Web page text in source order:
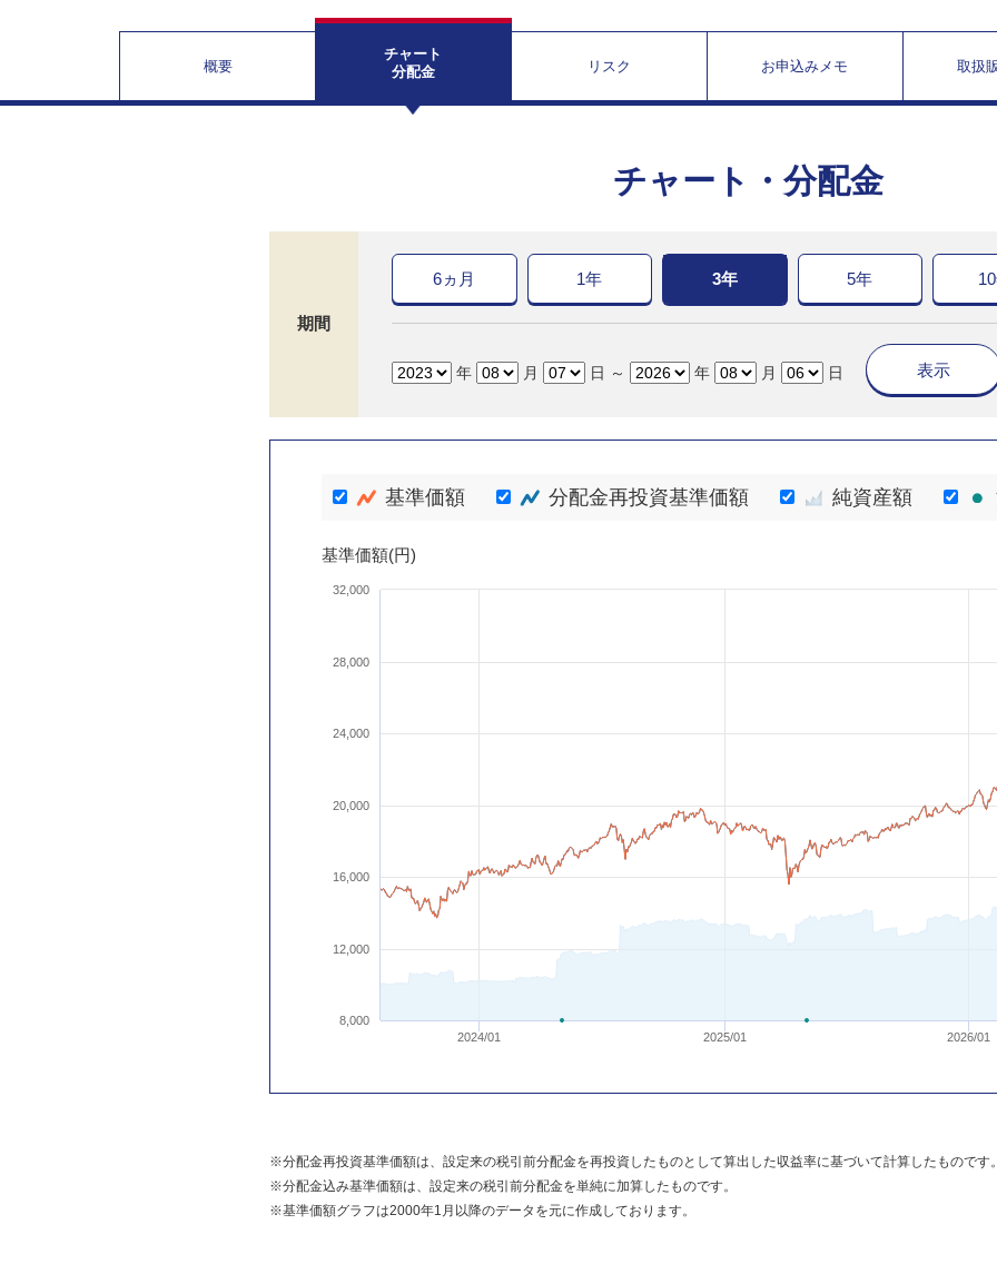
概要
チャート
分配金
リスク お申込みメモ 取扱
チャート・分配金
期間
6ヵ月 1年 3年 5年
年 月 日 ～ 年 月 日 表示
基準価額 分配金再投資基準価額 純資産額
基準価額(円)
2024/01 2025/01 2026/01
8,000
12,000
16,000
20,000
24,000
28,000
32,000
※分配金再投資基準価額は、設定来の税引前分配金を再投資したものとして算出した収益率に基づいて計算したものです。
※分配金込み基準価額は、設定来の税引前分配金を単純に加算したものです。
※基準価額グラフは2000年1月以降のデータを元に作成しております。